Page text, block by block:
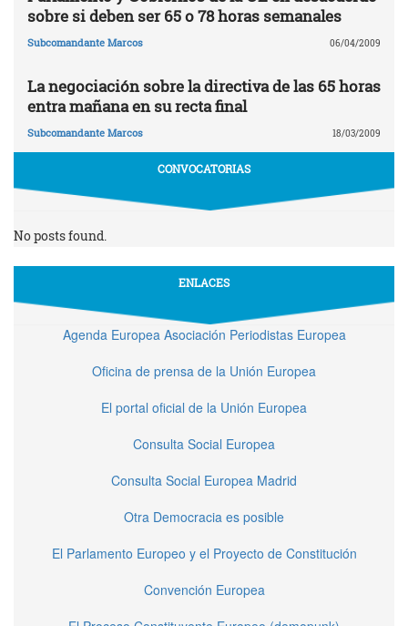
sobre si deben ser 65 o 78 horas semanales
Subcomandante Marcos 06/04/2009
La negociación sobre la directiva de las 65 horas
entra mañana en su recta final
Subcomandante Marcos 18/03/2009
CONVOCATORIAS
No posts found.
ENLACES
Agenda Europea Asociación Periodistas Europea
Oficina de prensa de la Unión Europea
El portal oficial de la Unión Europea
Consulta Social Europea
Consulta Social Europea Madrid
Otra Democracia es posible
El Parlamento Europeo y el Proyecto de Constitución
Convención Europea